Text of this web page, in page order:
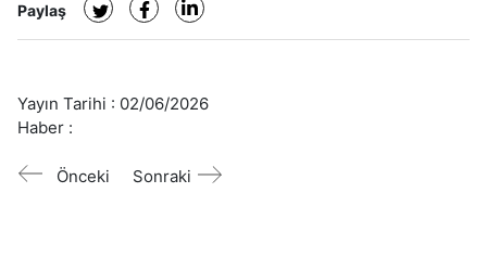
Paylaş
Yayın Tarihi : 02/06/2026
Haber :
Önceki Sonraki